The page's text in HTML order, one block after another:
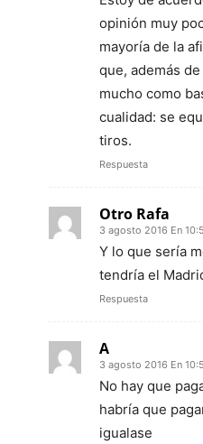
opinión muy
mayoría de la
que, además
mucho como
cualidad: se
tiros.
Respuesta
Otro Rafa
3 agosto 2016 En
Y lo que sería
tendría el
Respuesta
A
3 agosto 2016 En
No hay que
habría que
igualase